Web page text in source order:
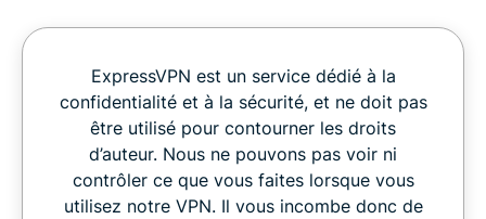
ExpressVPN est un service dédié à la
confidentialité et à la sécurité, et ne doit pas
être utilisé pour contourner les droits
d’auteur. Nous ne pouvons pas voir ni
contrôler ce que vous faites lorsque vous
utilisez notre VPN. Il vous incombe donc de